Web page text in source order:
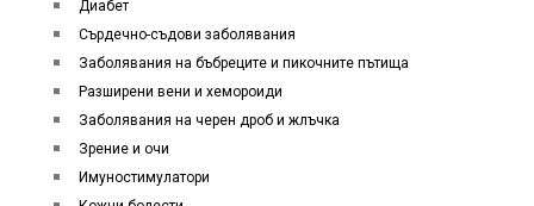
Диабет
Сърдечно-съдови заболявания
Заболявания на бъбреците и пикочните пътища
Разширени вени и хемороиди
Заболявания на черен дроб и жлъчка
Зрение и очи
Имуностимулатори